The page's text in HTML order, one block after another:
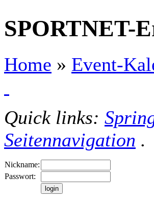
SPORTNET-
Home » Event-
Quick links:
Seitennavigation .
Nickname:
Passwort: